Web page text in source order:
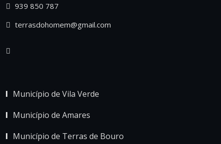
939 850 787
terrasdohomem@gmail.com
Município de Vila Verde
Município de Amares
Município de Terras de Bouro